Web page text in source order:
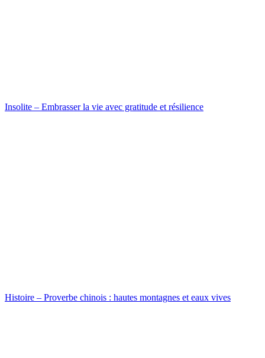
Insolite – Embrasser la vie avec gratitude et résilience
Histoire – Proverbe chinois : hautes montagnes et eaux vives